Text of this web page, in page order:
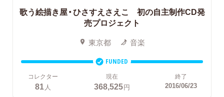
歌う絵描き屋・ひさすえさえこ 初の自主制作CD発
売プロジェクト
東京都 音楽
FUNDED
コレクター
81 人
現在
368,525円
終了
2016/06/23